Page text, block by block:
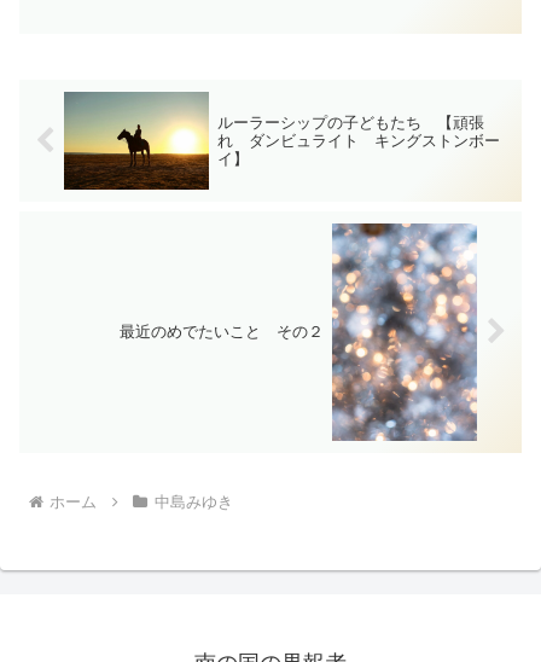
ルーラーシップの子どもたち 【頑張
れ ダンビュライト キングストンボー
イ】
最近のめでたいこと その２
ホーム 中島みゆき